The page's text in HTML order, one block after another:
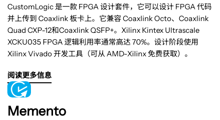
CustomLogic 是一款 FPGA 设计套件，它可以设计 FPGA 代码
并上传到 Coaxlink 板卡上。它兼容 Coaxlink Octo、Coaxlink
Quad CXP-12和Coaxlink QSFP+。Xilinx Kintex Ultrascale
XCKU035 FPGA 逻辑利用率通常高达 70%。设计阶段使用
Xilinx Vivado 开发工具（可从 AMD-Xilinx 免费获取）。
阅读更多信息
Memento